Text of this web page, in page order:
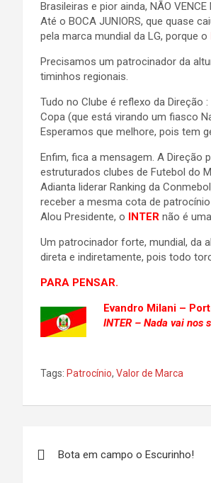
Brasileiras e pior ainda, NÃO VENCE
Até o BOCA JUNIORS, que quase
pela marca mundial da LG, porque o
Precisamos um patrocinador da
timinhos regionais.
Tudo no Clube é reflexo da
Copa (que está virando um fiasco
Esperamos que melhore, pois tem
Enfim, fica a mensagem. A Direção
estruturados clubes de Futebol do
Adianta liderar Ranking da
receber a mesma cota de patrocínio
Alou Presidente, o INTER não é
Um patrocinador forte, mundial, da
direta e indiretamente, pois todo
PARA PENSAR.
Evandro Milani –
INTER – Nada vai nos
Tags: Patrocínio, Valor de Marca
de
Bota em campo o Escurinho!